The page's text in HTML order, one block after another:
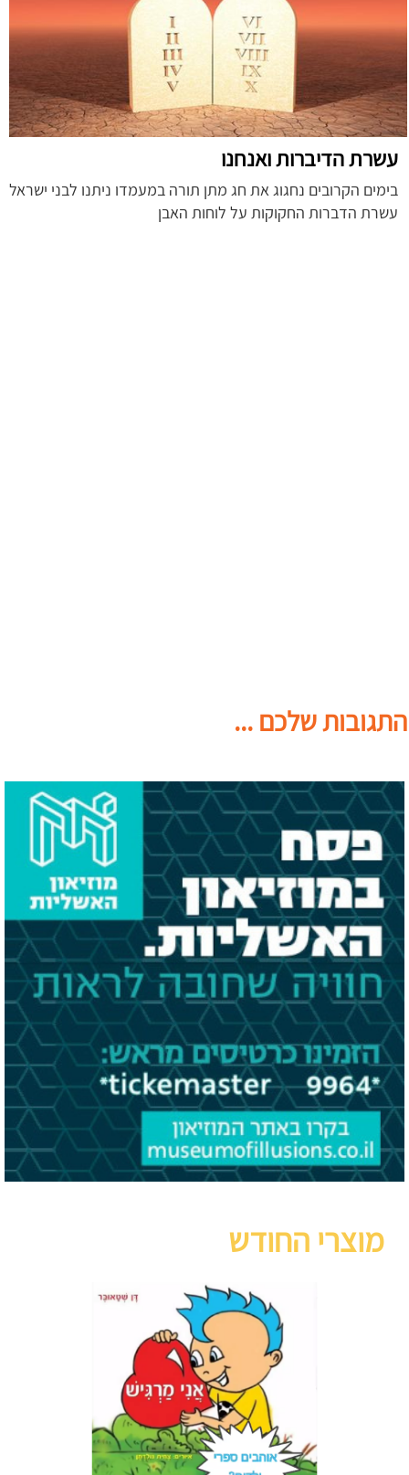
עשרת הדיברות ואנחנו
בימים הקרובים נחגוג את חג מתן תורה במעמדו ניתנו לבני ישראל
עשרת הדברות החקוקות על לוחות האבן
התגובות שלכם ...
מוצרי החודש